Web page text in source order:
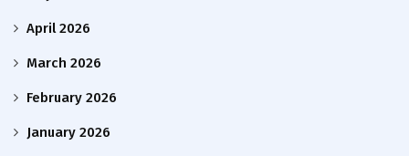
April 2026
March 2026
February 2026
January 2026